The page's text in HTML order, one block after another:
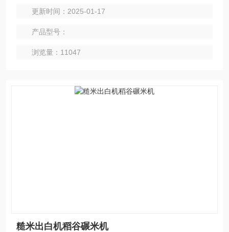
时）。掌握这些规律对研究植物水分状态具有重要意义。
更新时间：2025-01-17
产品型号：
浏览量：11047
糙米出白机稻谷碾米机